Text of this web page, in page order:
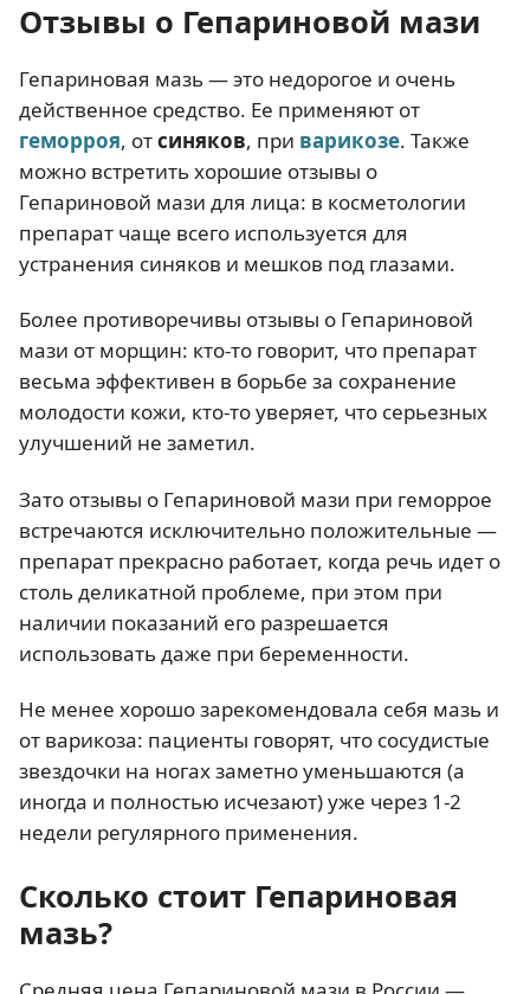
Отзывы о Гепариновой мази
Гепариновая мазь — это недорогое и очень
действенное средство. Ее применяют от
геморроя, отсиняков, при варикозе. Также
можно встретить хорошие отзывы о
Гепариновой мази для лица: в косметологии
препарат чаще всего используется для
устранения синяков и мешков под глазами.
Более противоречивы отзывы о Гепариновой
мази от морщин: кто-то говорит, что препарат
весьма эффективен в борьбе за сохранение
молодости кожи, кто-то уверяет, что серьезных
улучшений не заметил.
Зато отзывы о Гепариновой мази при геморрое
встречаются исключительно положительные —
препарат прекрасно работает, когда речь идет о
столь деликатной проблеме, при этом при
наличии показаний его разрешается
использовать даже при беременности.
Не менее хорошо зарекомендовала себя мазь и
от варикоза: пациенты говорят, что сосудистые
звездочки на ногах заметно уменьшаются (а
иногда и полностью исчезают) уже через 1-2
недели регулярного применения.
Сколько стоит Гепариновая
мазь?